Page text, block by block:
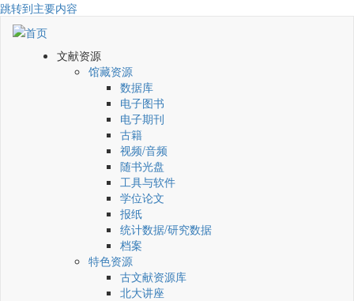
跳转到主要内容
文献资源
馆藏资源
数据库
电子图书
电子期刊
古籍
视频/音频
随书光盘
工具与软件
学位论文
报纸
统计数据/研究数据
档案
特色资源
古文献资源库
北大讲座